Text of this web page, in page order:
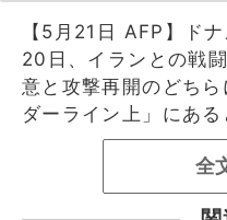
【5月21日 AFP】ド
20日、イランとの戦
意と攻撃再開のどち
ダーライン上」にある
全